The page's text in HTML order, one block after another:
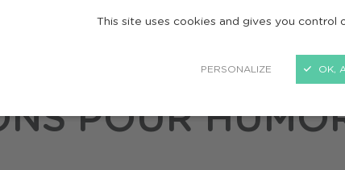
This site uses cookies and gives you
PERSONALIZE OK,
VIRGULE FAIT
POUR